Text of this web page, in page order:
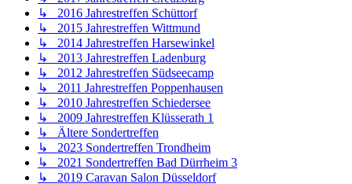
↳ 2016 Jahrestreffen Schüttorf
↳ 2015 Jahrestreffen Wittmund
↳ 2014 Jahrestreffen Harsewinkel
↳ 2013 Jahrestreffen Ladenburg
↳ 2012 Jahrestreffen Südseecamp
↳ 2011 Jahrestreffen Poppenhausen
↳ 2010 Jahrestreffen Schiedersee
↳ 2009 Jahrestreffen Klüsserath 1
↳ Ältere Sondertreffen
↳ 2023 Sondertreffen Trondheim
↳ 2021 Sondertreffen Bad Dürrheim 3
↳ 2019 Caravan Salon Düsseldorf